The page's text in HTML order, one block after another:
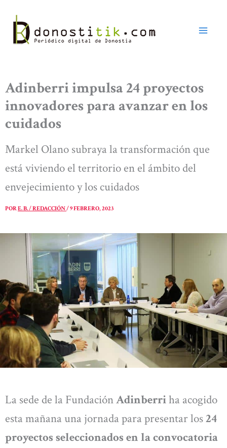
contenido
Adinberri impulsa 24 proyectos
innovadores para avanzar en los
cuidados
Markel Olano subraya la transformación que
está viviendo el territorio en el ámbito del
envejecimiento y los cuidados
PORE. B. / REDACCIÓN/9 FEBRERO, 2023
La sede de la FundaciónAdinberriha acogido
esta mañana una jornada para presentar los24
proyectos seleccionados en la convocatoria